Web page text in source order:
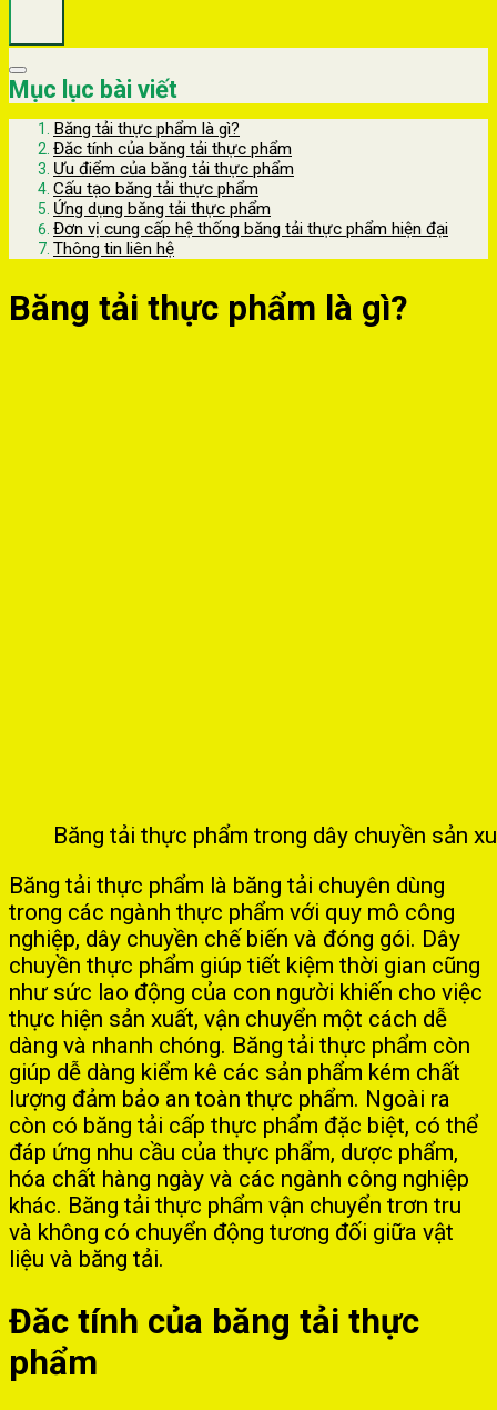
Mục lục bài viết
Băng tải thực phẩm là gì?
Đăc tính của băng tải thực phẩm
Ưu điểm của băng tải thực phẩm
Cấu tạo băng tải thực phẩm
Ứng dụng băng tải thực phẩm
Đơn vị cung cấp hệ thống băng tải thực phẩm hiện đại
Thông tin liên hệ
Băng tải thực phẩm là gì?
Băng tải thực phẩm trong dây chuyền sản
Băng tải thực phẩm là băng tải chuyên dùng
trong các ngành thực phẩm với quy mô công
nghiệp, dây chuyền chế biến và đóng gói. Dây
chuyền thực phẩm giúp tiết kiệm thời gian cũng
như sức lao động của con người khiến cho việc
thực hiện sản xuất, vận chuyển một cách dễ
dàng và nhanh chóng. Băng tải thực phẩm còn
giúp dễ dàng kiểm kê các sản phẩm kém chất
lượng đảm bảo an toàn thực phẩm. Ngoài ra
còn có băng tải cấp thực phẩm đặc biệt, có thể
đáp ứng nhu cầu của thực phẩm, dược phẩm,
hóa chất hàng ngày và các ngành công nghiệp
khác. Băng tải thực phẩm vận chuyển trơn tru
và không có chuyển động tương đối giữa vật
liệu và băng tải.
Đăc tính của băng tải thực
phẩm